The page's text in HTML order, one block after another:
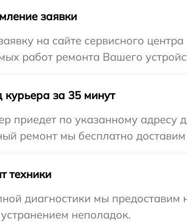
заявки
на сайте сервисного
работ ремонта Вашего
курьера за 35 минут
приедет по указанному адресу
ремонт мы бесплатно
техники
диагностики мы предоставим
неполадок.